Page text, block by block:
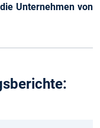
Unternehmen von